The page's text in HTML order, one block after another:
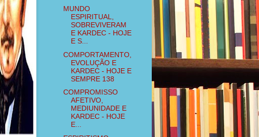
MUNDO
ESPIRITUAL,
SOBREVIVERAM
E KARDEC - HOJE
E S...
COMPORTAMENTO,
EVOLUÇÃO E
KARDEC - HOJE E
SEMPRE 138
COMPROMISSO
AFETIVO,
MEDIUNIDADE E
KARDEC - HOJE
E...